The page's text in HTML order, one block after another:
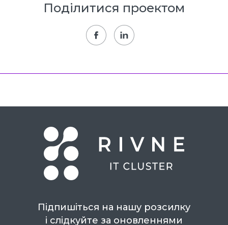
Поділитися проектом
Підпишіться на нашу розсилку
і слідкуйте за оновленнями